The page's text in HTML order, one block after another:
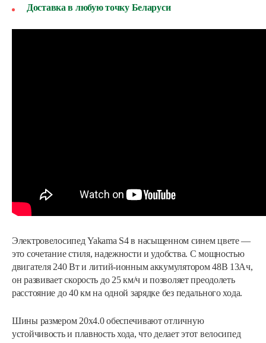
Доставка в любую точку Беларуси
Электровелосипед Yakama S4 в насыщенном синем цвете —
это сочетание стиля, надежности и удобства. С мощностью
двигателя 240 Вт и литий-ионным аккумулятором 48В 13Ач,
он развивает скорость до 25 км/ч и позволяет преодолеть
расстояние до 40 км на одной зарядке без педального хода.
Шины размером 20x4.0 обеспечивают отличную
устойчивость и плавность хода, что делает этот велосипед
Электровелосипед Yakama S5…